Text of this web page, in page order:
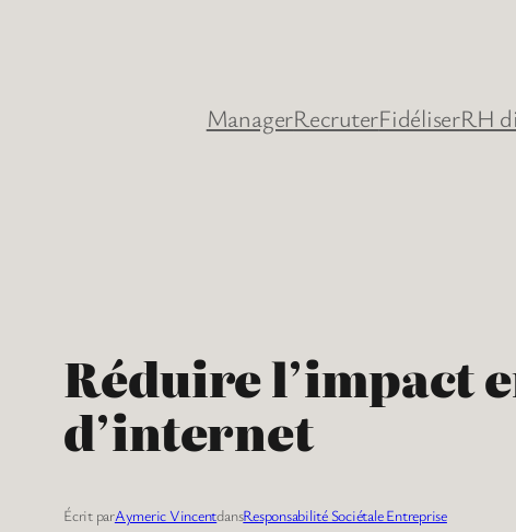
ManagerRecruterFidéliserRH
Réduire l’impact
d’internet
Écrit parAymeric VincentdansResponsabilité Sociétale Entreprise